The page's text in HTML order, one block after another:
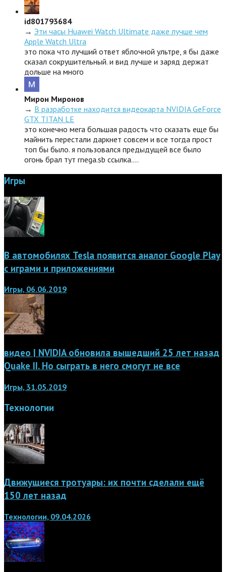
id801793684
→ Эти часы Huawei Watch Ultimate даже лучше чем
Apple Watch Ultra
это пока что лучший ответ яблочной ультре, я бы даже
сказал сокрушительный. и вид лучше и заряд держат
дольше на много
Мирон Миронов
→ В разработке находится видеокарта NVIDIA GeForce
GTX TITAN LE
это конечно мега большая радость что сказать еще бы
майнить перестали даркнет совсем и все тогда прост
топ бы было. я пользовался предыдущей все было
огонь брал тут rnega.sb ссылка.…
Игры
В автомобилях Tesla появится аналог Google Play
с играми и приложениями
Игры, 06.06.2019
видео | NVIDIA обновила вышедший 25 лет назад
Quake II. Но сыграть в него смогут не все
Игры, 31.05.2019
Технологии
Движущиеся тротуары: их почти сделали ещё
150 лет назад
Технологии, 09.04.2026